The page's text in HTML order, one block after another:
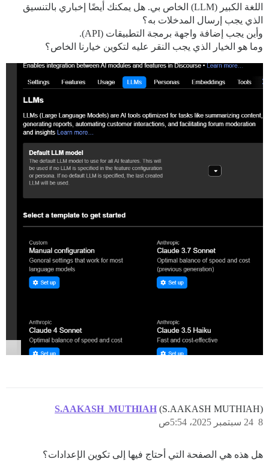
اللغة الكبير (LLM) الخاص بي. هل يمكنك أيضًا إخباري بالتنسيق
الذي يجب إرسال المدخلات به؟
وأين يجب إضافة واجهة برمجة التطبيقات (API).
وما هو الخيار الذي يجب النقر عليه لتكوين خيارنا الخاص؟
S.AAKASH_MUTHIAH (S.AAKASH MUTHIAH)
24 سبتمبر 2025، 5:54ص 8
هل هذه هي الصفحة التي أحتاج فيها إلى تكوين الإعدادات؟